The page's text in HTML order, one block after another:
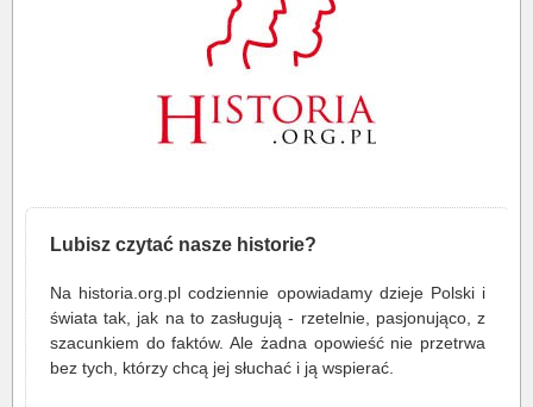
Lubisz czytać nasze historie?
Na historia.org.pl codziennie opowiadamy dzieje Polski i
świata tak, jak na to zasługują - rzetelnie, pasjonująco, z
szacunkiem do faktów. Ale żadna opowieść nie przetrwa
bez tych, którzy chcą jej słuchać i ją wspierać.